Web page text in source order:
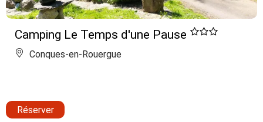
Camping Le Temps d'une Pause
Conques-en-Rouergue
Réserver